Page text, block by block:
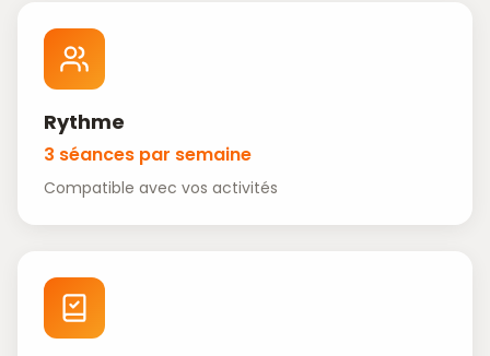
Rythme
3 séances par semaine
Compatible avec vos activités